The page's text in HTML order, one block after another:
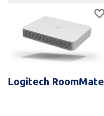
Logitech RoomMate